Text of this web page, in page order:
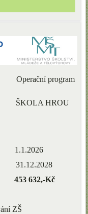
program
HROU
632,-Kč
ZŠ